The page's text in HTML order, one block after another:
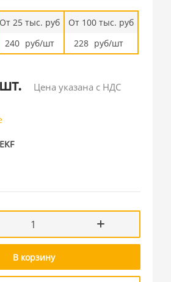
От 25 тыс. руб
240 руб/шт
От 100 тыс. руб
228 руб/шт
шт. Цена указана с НДС
EKF
В корзину